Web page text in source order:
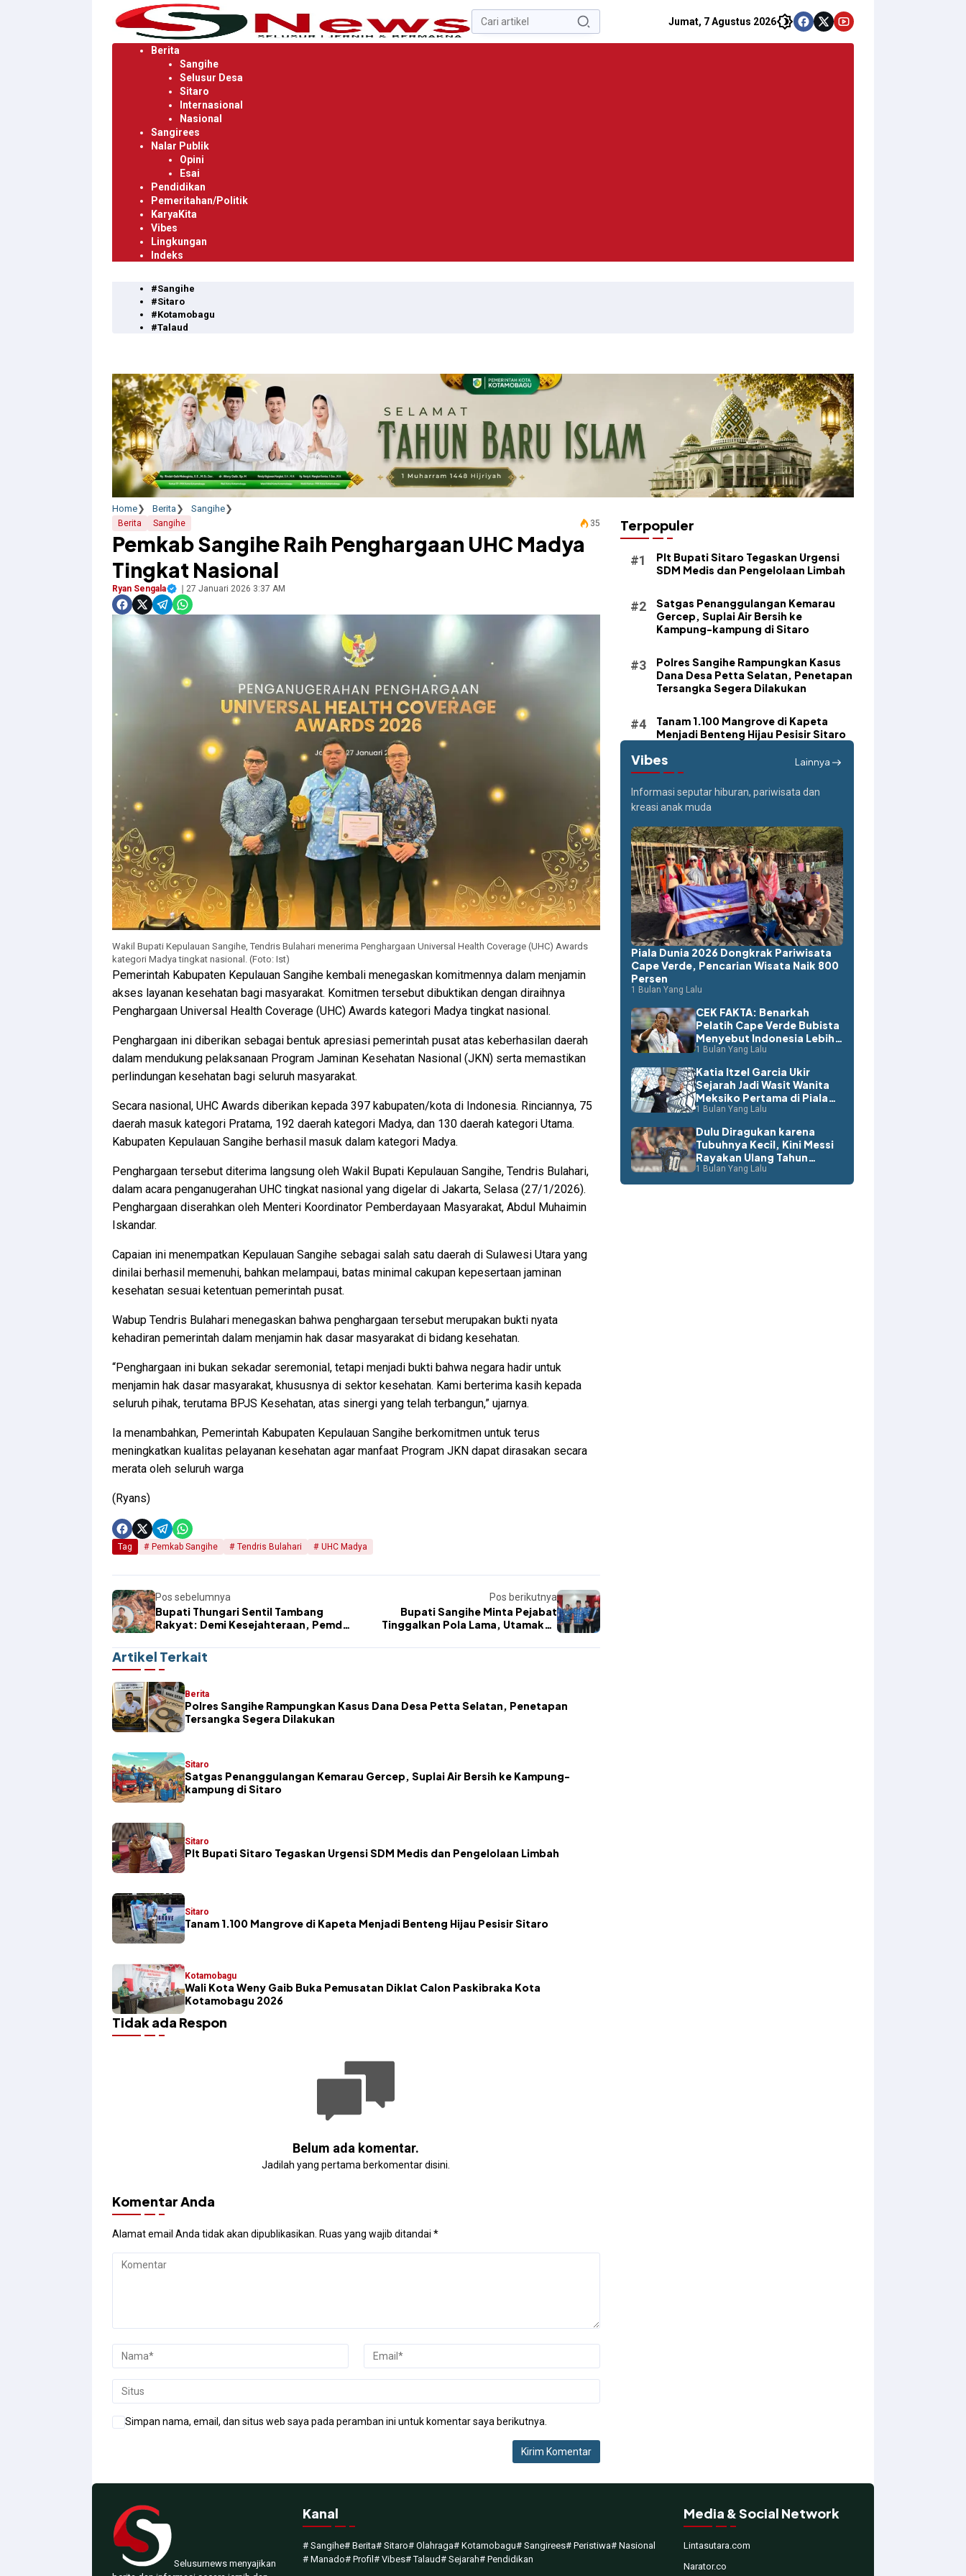
Langsung
Pencarian
untuk:
Jumat, 7 Agustus 2026
Berita
Sangihe
Selusur Desa
Sitaro
Internasional
Nasional
Sangirees
Nalar Publik
Opini
Esai
Pendidikan
Pemeritahan/Politik
KaryaKita
Vibes
Lingkungan
Indeks
#Sangihe
#Sitaro
#Kotamobagu
#Talaud
Home Berita Sangihe
Berita Sangihe 35
Pemkab Sangihe Raih Penghargaan UHC Madya
Tingkat Nasional
Ryan Sengala 27 Januari 2026 3:37 AM
Wakil Bupati Kepulauan Sangihe, Tendris Bulahari menerima Penghargaan Universal Health Coverage (UHC) Awards
kategori Madya tingkat nasional. (Foto: Ist)
Pemerintah Kabupaten Kepulauan Sangihe kembali menegaskan komitmennya dalam menjamin
akses layanan kesehatan bagi masyarakat. Komitmen tersebut dibuktikan dengan diraihnya
Penghargaan Universal Health Coverage (UHC) Awards kategori Madya tingkat nasional.
Penghargaan ini diberikan sebagai bentuk apresiasi pemerintah pusat atas keberhasilan daerah
dalam mendukung pelaksanaan Program Jaminan Kesehatan Nasional (JKN) serta memastikan
perlindungan kesehatan bagi seluruh masyarakat.
Secara nasional, UHC Awards diberikan kepada 397 kabupaten/kota di Indonesia. Rinciannya, 75
daerah masuk kategori Pratama, 192 daerah kategori Madya, dan 130 daerah kategori Utama.
Kabupaten Kepulauan Sangihe berhasil masuk dalam kategori Madya.
Penghargaan tersebut diterima langsung oleh Wakil Bupati Kepulauan Sangihe, Tendris Bulahari,
dalam acara penganugerahan UHC tingkat nasional yang digelar di Jakarta, Selasa (27/1/2026).
Penghargaan diserahkan oleh Menteri Koordinator Pemberdayaan Masyarakat, Abdul Muhaimin
Iskandar.
Capaian ini menempatkan Kepulauan Sangihe sebagai salah satu daerah di Sulawesi Utara yang
dinilai berhasil memenuhi, bahkan melampaui, batas minimal cakupan kepesertaan jaminan
kesehatan sesuai ketentuan pemerintah pusat.
Wabup Tendris Bulahari menegaskan bahwa penghargaan tersebut merupakan bukti nyata
kehadiran pemerintah dalam menjamin hak dasar masyarakat di bidang kesehatan.
“Penghargaan ini bukan sekadar seremonial, tetapi menjadi bukti bahwa negara hadir untuk
menjamin hak dasar masyarakat, khususnya di sektor kesehatan. Kami berterima kasih kepada
seluruh pihak, terutama BPJS Kesehatan, atas sinergi yang telah terbangun,” ujarnya.
Ia menambahkan, Pemerintah Kabupaten Kepulauan Sangihe berkomitmen untuk terus
meningkatkan kualitas pelayanan kesehatan agar manfaat Program JKN dapat dirasakan secara
merata oleh seluruh warga
(Ryans)
Tag Pemkab Sangihe Tendris Bulahari UHC Madya
Pos sebelumnya
Bupati Thungari Sentil Tambang
Rakyat: Demi Kesejahteraan, Pemda
Pos berikutnya
Bupati Sangihe Minta Pejabat
Tinggalkan Pola Lama, Utamakan
Artikel Terkait
Berita
Polres Sangihe Rampungkan Kasus Dana Desa Petta Selatan, Penetapan
Tersangka Segera Dilakukan
Sitaro
Satgas Penanggulangan Kemarau Gercep, Suplai Air Bersih ke Kampung-
kampung di Sitaro
Sitaro
​Plt Bupati Sitaro Tegaskan Urgensi SDM Medis dan Pengelolaan Limbah
Sitaro
Tanam 1.100 Mangrove di Kapeta Menjadi Benteng Hijau Pesisir Sitaro
Kotamobagu
Wali Kota Weny Gaib Buka Pemusatan Diklat Calon Paskibraka Kota
Kotamobagu 2026
Tidak ada Respon
Belum ada komentar.
Jadilah yang pertama berkomentar disini.
Komentar Anda
Alamat email Anda tidak akan dipublikasikan. Ruas yang wajib ditandai *
Simpan nama, email, dan situs web saya pada peramban ini untuk komentar saya berikutnya.
Terpopuler
​Plt Bupati Sitaro Tegaskan Urgensi
SDM Medis dan Pengelolaan Limbah
Satgas Penanggulangan Kemarau
Gercep, Suplai Air Bersih ke
Kampung-kampung di Sitaro
Polres Sangihe Rampungkan Kasus
Dana Desa Petta Selatan, Penetapan
Tersangka Segera Dilakukan
Tanam 1.100 Mangrove di Kapeta
Menjadi Benteng Hijau Pesisir Sitaro
Vibes Lainnya
Informasi seputar hiburan, pariwisata dan
kreasi anak muda
Piala Dunia 2026 Dongkrak Pariwisata
Cape Verde, Pencarian Wisata Naik 800
Persen
1 Bulan Yang Lalu
CEK FAKTA: Benarkah
Pelatih Cape Verde Bubista
Menyebut Indonesia Lebih
Layak ke Piala Dunia?
1 Bulan Yang Lalu
Katia Itzel Garcia Ukir
Sejarah Jadi Wasit Wanita
Meksiko Pertama di Piala
Dunia
1 Bulan Yang Lalu
Dulu Diragukan karena
Tubuhnya Kecil, Kini Messi
Rayakan Ulang Tahun
dengan Rekor Dunia
1 Bulan Yang Lalu
Selusurnews menyajikan
Kanal
# Sangihe# Berita# Sitaro# Olahraga# Kotamobagu# Sangirees# Peristiwa# Nasional
# Manado# Profil # Vibes# Talaud# Sejarah# Pendidikan
Media & Social Network
Lintasutara.com
Narator.co